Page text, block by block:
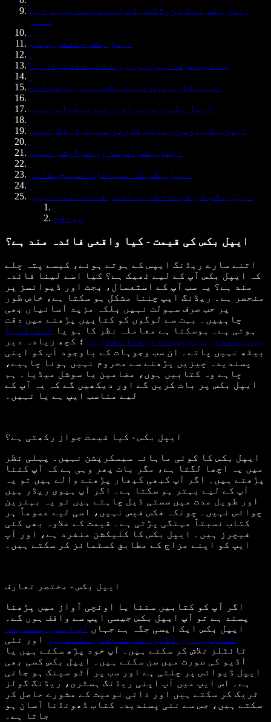
ایپل بکس میک پروڈکٹس کے لیے سب سے جدید ایپ
نہیں
ایپل بکس - منفی پہلو
یہ ایپ صرف ایپل یوزرز کے لیے دستیاب ہے
آپ براؤزر میں ایپل بکس نہیں پڑھ سکتے
ایپل بکس ویب براؤزر سے دستیاب نہیں
ایپل بکس دوسری پلیٹ فارمز سے ہم آہنگ نہیں
ایپل بکس آپ کا واحد آپشن نہیں
ایپل بکس کا متبادل: اسپیچیفائی
ایپل بکس کی قیمت - شاید اتنی فائدہ مند نہیں
سوالات
ایپل بکس کی قیمت - کیا واقعی فائدہ مند ہے؟
اتنے سارے ریڈنگ ایپس کے ہوتے ہوئے، کیسے پتہ چلے
کہ ایپل بکس آپ کے لیے ٹھیک ہے؟ کیا اسے لینا فائدہ
مند ہے؟ یہ سب آپ کے استعمال، بجٹ اور ڈیوائسز پر
منحصر ہے۔ ریڈنگ ایپ چننا مشکل ہو سکتا ہے، خاص طور
پر جب صرف سہولت نہیں بلکہ مزید آسانیاں بھی
چاہییں۔ بہت سے لوگوں کو کتابیں پڑھنے میں دقت
ہوتی ہے۔ ہوسکتا ہے معاملہ نظر کا ہو یا
ڈسلیکسیا
جیسی معذوری ہو جس سے پڑھنا مشکل ہو ؛ کچھ زیادہ دیر
بیٹھ نہیں پاتے۔ ان سب وجوہات کے باوجود آپ کو اپنی
پسندیدہ چیزیں پڑھنے سے محروم نہیں ہونا چاہیے،
چاہے وہ کتابیں ہوں، مضامین یا سوشل میڈیا۔ ہم
ایپل بکس پر بات کریں گے اور دیکھیں گے کہ یہ آپ کے
لیے مناسب ایپ ہے یا نہیں۔
ایپل بکس - کیا قیمت جواز رکھتی ہے؟
ایپل بکس کا کوئی ماہانہ سبسکرپشن نہیں۔ پہلی نظر
میں یہ اچھا لگتا ہے، مگر بات پھر وہی ہے کہ آپ کتنا
پڑھتے ہیں۔ اگر آپ کبھی کبھار پڑھنے والے ہیں تو یہ
آپ کے لیے بہتر ہو سکتا ہے۔ اگر آپ ہیوی ریڈر ہیں
اور طویل مدت میں سستی ڈیل چاہتے ہیں تو یہ بہترین
چوائس نہیں۔ چونکہ فکس فیس نہیں، اسی لیے عموماً ہر
کتاب نسبتاً مہنگی پڑتی ہے۔ قیمت کے علاوہ بھی کئی
فیچرز ہیں۔ ایپل بکس کا کلیکشن منفرد ہے، اور آپ
ایپ کو اپنے مزاج کے مطابق کسٹمائز کر سکتے ہیں۔
ایپل بکس - مختصر تعارف
اگر آپ کو کتابیں سننا یا اونچی آواز میں پڑھنا
پسند ہے تو آپ ایپل بکس جیسی ایپ سے واقف ہوں گے۔
ایپل بکس ایک ایسی جگہ ہے جہاں آپ اپنی پسندیدہ
کتابیں اور آڈیو بکس سنبھال سکتے ہیں اور نئی
ٹائٹلز تلاش کر سکتے ہیں۔ آپ خود پڑھ سکتے ہیں یا
آڈیو کی صورت میں سن سکتے ہیں۔ ایپل بکس کسی بھی
ایپل ڈیوائس پر چلتی ہے اور سب پر آٹو سینک ہو جاتی
ہے۔ اس ایپ میں آپ اپنی ریڈنگ ہسٹری، ریڈنگ گولز
ٹریک کر سکتے ہیں اور ذاتی نوعیت کے مشورے حاصل کر
سکتے ہیں، جس سے نئی پسندیدہ کتاب ڈھونڈنا آسان ہو
جاتا ہے۔